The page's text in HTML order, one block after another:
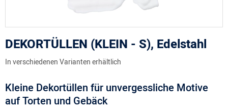
DEKORTÜLLEN (KLEIN - S), Edelstahl
In verschiedenen Varianten erhältlich
Kleine Dekortüllen für unvergessliche Motive
auf Torten und Gebäck